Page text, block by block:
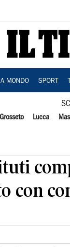
MONDO SPORT
Grosseto Lucca
con